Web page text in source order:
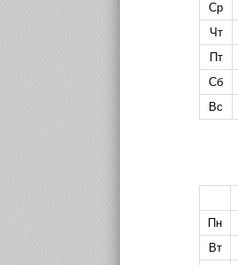
Ср
Чт
Пт
Сб
Вс
Пн
Вт